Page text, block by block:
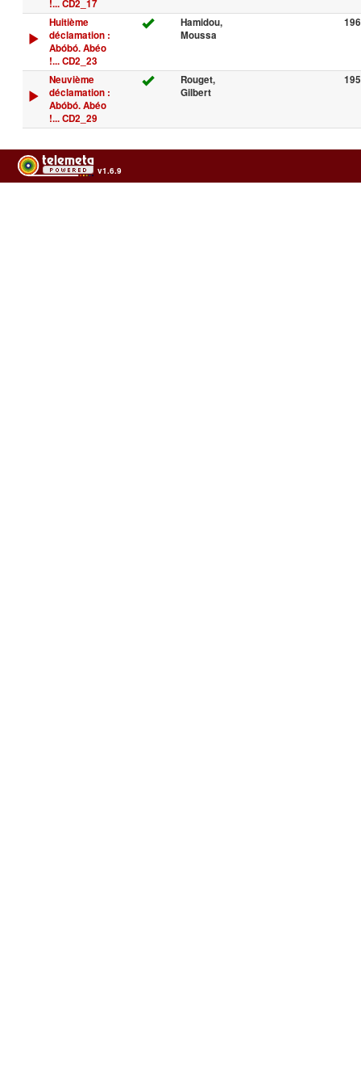
!... CD2_17
Huitième
déclamation :
Abóbó. Abéo
!... CD2_23
Hamidou,
Moussa
Neuvième
déclamation :
Abóbó. Abéo
!... CD2_29
Rouget,
Gilbert
v1.6.9